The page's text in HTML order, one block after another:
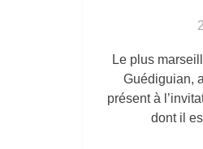
Le plus
Guédiguian,
présent à
dont il